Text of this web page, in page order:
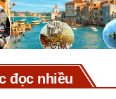
đọc nhiều